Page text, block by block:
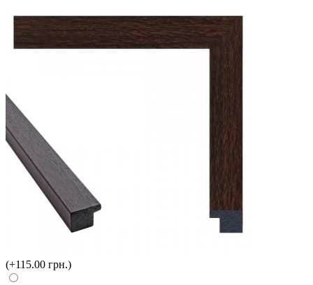
(+115.00 грн.)